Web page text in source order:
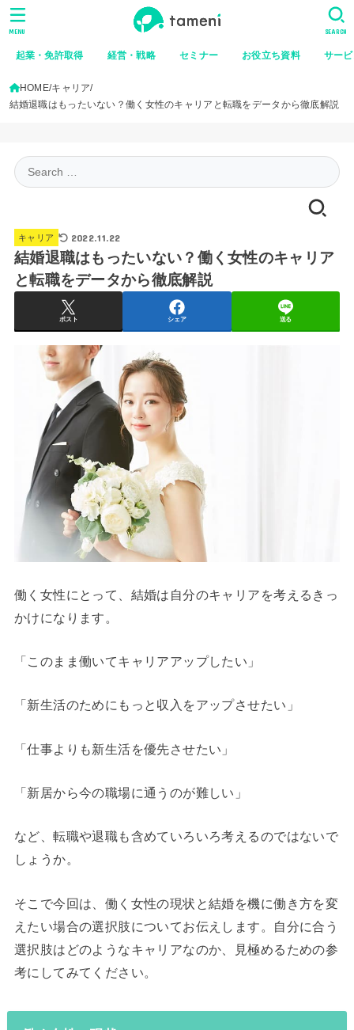
起業・免許取得 経営・戦略 セミナー お役立ち資料 サー
SEARCH
MENU
HOME キャリア
結婚退職はもったいない？働く女性のキャリアと転職をデータから徹底解説
for:
キャリア 2022.11.22
結婚退職はもったいない？働く女性のキャリア
と転職をデータから徹底解説
ポスト シェア 送る
働く女性にとって、結婚は自分のキャリアを考えるきっ
かけになります。
「このまま働いてキャリアアップしたい」
「新生活のためにもっと収入をアップさせたい」
「仕事よりも新生活を優先させたい」
「新居から今の職場に通うのが難しい」
など、転職や退職も含めていろいろ考えるのではないで
しょうか。
そこで今回は、働く女性の現状と結婚を機に働き方を変
えたい場合の選択肢についてお伝えします。自分に合う
選択肢はどのようなキャリアなのか、見極めるための参
考にしてみてください。